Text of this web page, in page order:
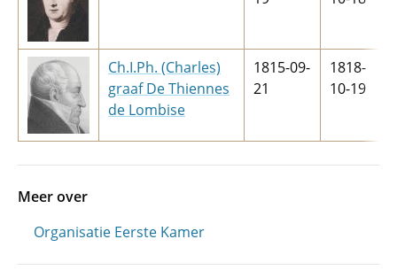
Ch.I.Ph. (Charles)
graaf De Thiennes
de Lombise
1815-09-
21
1818-
10-19
Meer over
Organisatie Eerste Kamer